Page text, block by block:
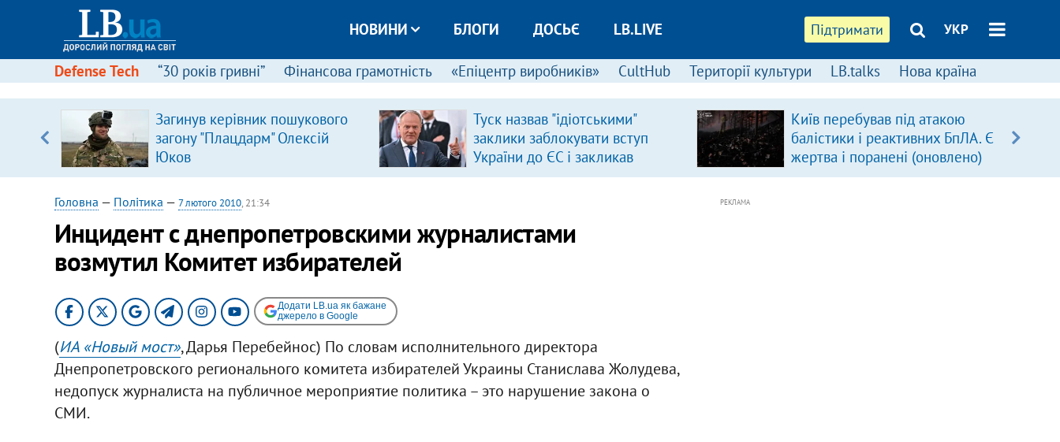
Підтримати УКР
НОВИНИ БЛОГИ ДОСЬЄ LB.LIVE
Defense Tech “30 років гривні” Фінансова грамотність «Епіцентр виробників» CultHub Території культури LB.talks Нова країна
Загинув керівник пошукового
загону "Плацдарм" Олексій
Юков
Туск назвав "ідіотськими"
заклики заблокувати вступ
України до ЄС і закликав
припинити антиукраїнську
Київ перебував під атакою
балістики і реактивних БпЛА. Є
жертва і поранені (оновлено)
Головна — Політика — 7 лютого 2010, 21:34
Инцидент с днепропетровскими журналистами
возмутил Комитет избирателей
Додати LB.ua як бажане
джерело в Google
(ИА «Новый мост», Дарья Перебейнос) По словам исполнительного директора
Днепропетровского регионального комитета избирателей Украины Станислава Жолудева,
недопуск журналиста на публичное мероприятие политика – это нарушение закона о
СМИ.
РЕКЛАМА